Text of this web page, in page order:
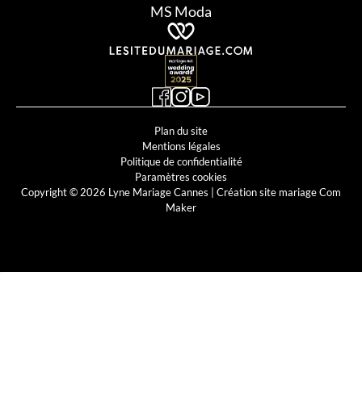
MS Moda
Plan du site
Mentions légales
Politique de confidentialité
Paramètres cookies
Copyright © 2026 Lyne Mariage Cannes | Création site mariage Com
Maker